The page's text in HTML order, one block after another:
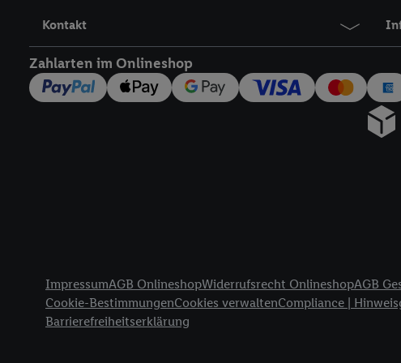
Kontakt
Zahlarten im Onlineshop
ImpressumAGB OnlineshopWiderrufsrecht OnlineshopAGB
Cookie-BestimmungenCookies verwaltenCompliance |
Barrierefreiheitserklärung
widerrufen - jederzeit auch
Telekommunikations-
Durch einen Klick auf
„Zustimmen“ stimmen Sie
genannten Partner zu.
Unter
nachfolgend schlagwortartig
Gewährleistung der
Anzeige von Werbung und
Messung des Erfolgs von
Technologie für digitales